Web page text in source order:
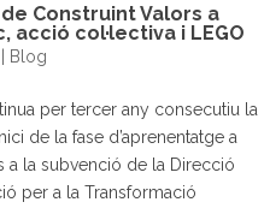
Construint Valors a
col·lectiva i LEGO
Blog
per tercer any consecutiu la
de la fase d’aprenentatge a
a la subvenció de la Direcció
per a la Transformació